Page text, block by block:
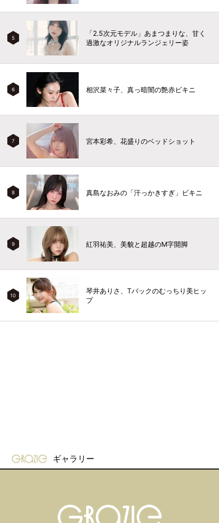
5
「2.5次元モデル」あまつまりな、甘く
過激なオリジナルランジェリー姿
6 相沢菜々子、真っ暗闇の艶赤ビキニ
7 宮本彩希、花盛りのベッドショット
8 真島なおみの「汗っかきすぎ」ビキニ
9 紅羽祐美、美貌と超越のM字開脚
10
琴井ありさ、Tバックのむっちり美ヒッ
プ
gravure-grazie
ギャラリー